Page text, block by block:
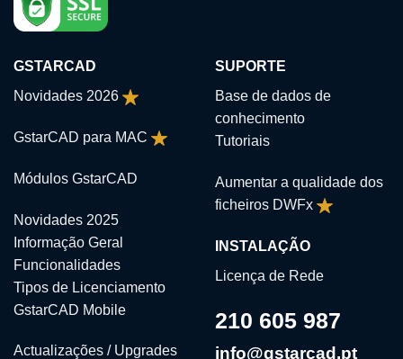
GSTARCAD
Novidades 2026
GstarCAD para MAC
Módulos GstarCAD
Novidades 2025
Informação Geral
Funcionalidades
Tipos de Licenciamento
GstarCAD Mobile
Actualizações / Upgrades
SUPORTE
Base de dados de
conhecimento
Tutoriais
Aumentar a qualidade dos
ficheiros DWFx
INSTALAÇÃO
Licença de Rede
210 605 987
info@gstarcad.pt